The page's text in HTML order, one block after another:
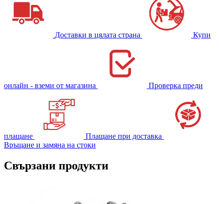
Доставки в цялата страна Купи
онлайн - вземи от магазина Проверка преди
плащане
Плащане при доставка
Връщане и замяна на стоки
Свързани продукти